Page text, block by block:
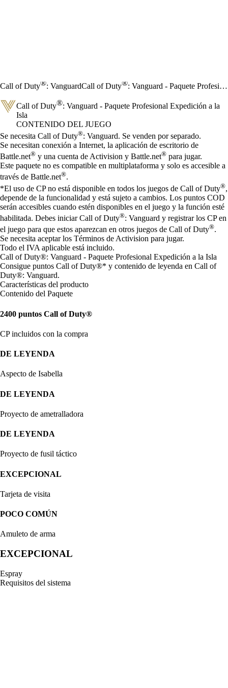
Call of Duty®: VanguardCall of Duty®: Vanguard - Paquete Profesional Expedición a la Isla
Call of Duty®: Vanguard - Paquete Profesional Expedición a la
Isla
CONTENIDO DEL JUEGO
Precio
Available actions
Se necesita Call of Duty®: Vanguard. Se venden por separado.
Se necesitan conexión a Internet, la aplicación de escritorio de
Battle.net® y una cuenta de Activision y Battle.net® para jugar.
Este paquete no es compatible en multiplataforma y solo es accesible a
través de Battle.net®.
*El uso de CP no está disponible en todos los juegos de Call of Duty®,
depende de la funcionalidad y está sujeto a cambios. Los puntos COD
serán accesibles cuando estén disponibles en el juego y la función esté
habilitada. Debes iniciar Call of Duty®: Vanguard y registrar los CP en
el juego para que estos aparezcan en otros juegos de Call of Duty®.
Se necesita aceptar los Términos de Activision para jugar.
Todo el IVA aplicable está incluido.
Call of Duty®: Vanguard - Paquete Profesional Expedición a la Isla
Consigue puntos Call of Duty®* y contenido de leyenda en Call of
Duty®: Vanguard.
Características del producto
Contenido del Paquete
2400 puntos Call of Duty®
CP incluidos con la compra
DE LEYENDA
Aspecto de Isabella
DE LEYENDA
Proyecto de ametralladora
DE LEYENDA
Proyecto de fusil táctico
EXCEPCIONAL
Tarjeta de visita
POCO COMÚN
Amuleto de arma
EXCEPCIONAL
Espray
Requisitos del sistema